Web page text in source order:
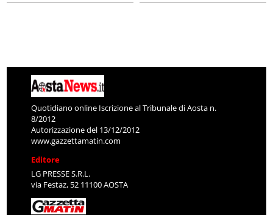
Quotidiano online Iscrizione al Tribunale di Aosta n.
8/2012
Autorizzazione del 13/12/2012
www.gazzettamatin.com
Editore
LG PRESSE S.R.L.
via Festaz, 52 11100 AOSTA